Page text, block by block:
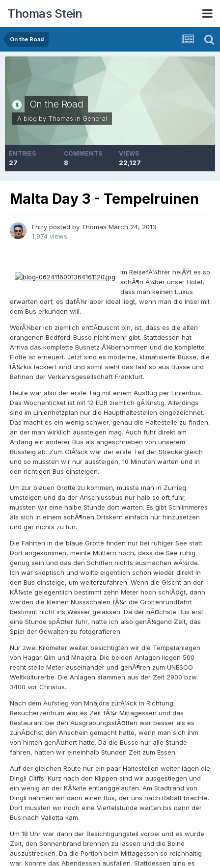
Thomas Stein
On the Road
On the Road
A blog by Thomas in General
ENTRIES
27
COMMENTS
8
VIEWS
22,127
Malta Day 3 - Tempelruinen
Entry posted by Thomas March 24, 2013
1,974 views
Im ReisefÃ¼hrer heiÃŸt es so
schÃ¶n Ã¼ber unser Hotel,
dass man keinen Luxus
erwarten darf, es dafÃ¼r aber ideal liegt, wenn man die Insel mit
dem Bus erkunden will.
WorÃ¼ber ich ziemlich enttÃ¤uscht bin, ist, dass es die alten
orangenen Bedford-Busse nicht mehr gibt. Stattdessen hat
Arriva das komplette Busnetz Ã¼bernommen und die komplette
Flotte ist erneuert. Jetzt sind es moderne, klimatisierte Busse, die
tÃ¼rkis lackiert sind und somit sieht das fast so aus Busse und
Bahnen der Verkehrsgesellschaft Frankfurt.
Heute war also der erste Tag mit einem Ausflug per Linienbus.
Das Wochenticket ist mit 12 EUR ziemlich gÃ¼nstig. Allerdings
sind im Liniennetzplan nur die Haupthaltestellen eingezeichnet.
Das macht es ein wenig schwer, genau die Haltestelle zu finden,
an der man wirklich aussteigen mag. Auch fuhr direkt am
Anfang ein anderer Bus als angeschrieben von unserem
Bussteig ab. Zum GlÃ¼ck war der erste Teil der Strecke gleich
und so mussten wir nur aussteigen, 10 Minuten warten und in
den richtigen Bus einsteigen.
Um zur blauen Grotte zu kommen, musste man in Zurrieq
umsteigen und da der Anschlussbus nur halb so oft fuhr,
mussten wir eine halbe Stunde dort warten. Es gibt Schlimmeres
als sich in einem schÃ¶nen Ortskern einfach nur hinzusetzen
und gar nichts zu tun.
Die Fahrten in die blaue Grotte finden nur bei ruhiger See statt.
Dort angekommen, meinte Muttern noch, dass die See ruhig
genug sein und das den Schiffen nichts ausmachen wÃ¼rde.
Ich war skeptisch und wollte eigentlich schon wieder direkt in
den Bus einsteige, um weiterzufahren. Wenn die Gischt an der
KÃ¼ste gelegentlich bestimmt zehn Meter hoch schlÃ¤gt, dann
werden die kleinen Nussschalen fÃ¼r die Grottenrundfahrt
bestimmt nicht ins Wasser gelassen. Da der nÃ¤chste Bus erst
eine Stunde spÃ¤ter fuhr, hatte ich also genÃ¼gend Zeit, das
Spiel der Gewalten zu fotografieren.
Nur zwei Kilometer weiter besichtigten wir die Tempelanlagen
von Hagar Qim und Mnajdra. Die beiden Anlagen liegen 500
recht steile Meter auseinander und gehÃ¶ren zum UNESCO
Weltkulturerbe. Die Anlagen stammen aus der Zeit 2900 bzw.
3400 vor Christus.
Nach dem Aufstieg von Mnajdra zurÃ¼ck in Richtung
Besucherzentrum war es Zeit fÃ¼r Mittagessen und das
Restaurant bei den AusgrabungsstÃ¤tten war besser als es
zunÃ¤chst den Anschein gemacht hatte, wenn man sich ihm
von hinten genÃ¤hert hatte. Da die Busse nur alle Stunde
fahren, hatten wir eineinhalb Stunden Zeit zum Essen.
Auf der gleichen Route nur ein paar Haltestellen weiter lagen die
Dingli Cliffs. Kurz nach den Klippen sind wir ausgestiegen und
ein wenig an der KÃ¼ste entlanggelaufen. Am Stadtrand von
Dingli nahmen wir dann einen Bus, der uns nach Rabatt brachte.
Dort mussten wir noch eine Viertelstunde warten bis dann der
Bus nach Valletta kam.
Um 18 Uhr war dann der Besichtigungsteil vorbei und es wurde
Zeit, den Sonnenbrand brennen zu lassen und die Beine
auszustrecken. Da die Portion beim Mittagessen so reichhaltig
war, konnte das Abendessen ausfallen. Stattdessen ging es